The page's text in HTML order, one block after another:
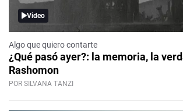
Video
Algo que quiero contarte
¿Qué pasó ayer?: la memoria, la
Rashomon
POR SILVANA TANZI